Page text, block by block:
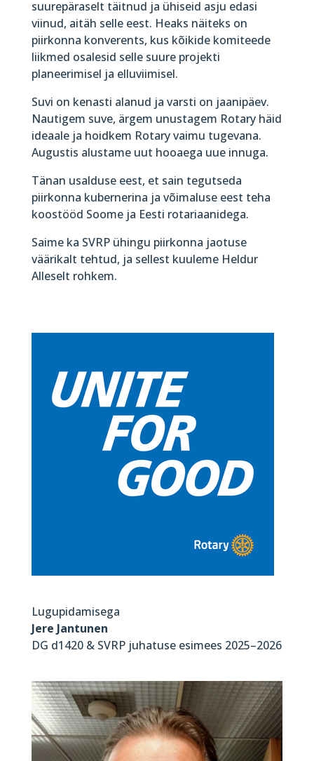
suurepäraselt täitnud ja ühiseid asju edasi
viinud, aitäh selle eest. Heaks näiteks on
piirkonna konverents, kus kõikide komiteede
liikmed osalesid selle suure projekti
planeerimisel ja elluviimisel.
Suvi on kenasti alanud ja varsti on jaanipäev.
Nautigem suve, ärgem unustagem Rotary häid
ideaale ja hoidkem Rotary vaimu tugevana.
Augustis alustame uut hooaega uue innuga.
Tänan usalduse eest, et sain tegutseda
piirkonna kubernerina ja võimaluse eest teha
koostööd Soome ja Eesti rotariaanidega.
Saime ka SVRP ühingu piirkonna jaotuse
väärikalt tehtud, ja sellest kuuleme Heldur
Alleselt rohkem.
Lugupidamisega
Jere Jantunen
DG d1420 & SVRP juhatuse esimees 2025–2026